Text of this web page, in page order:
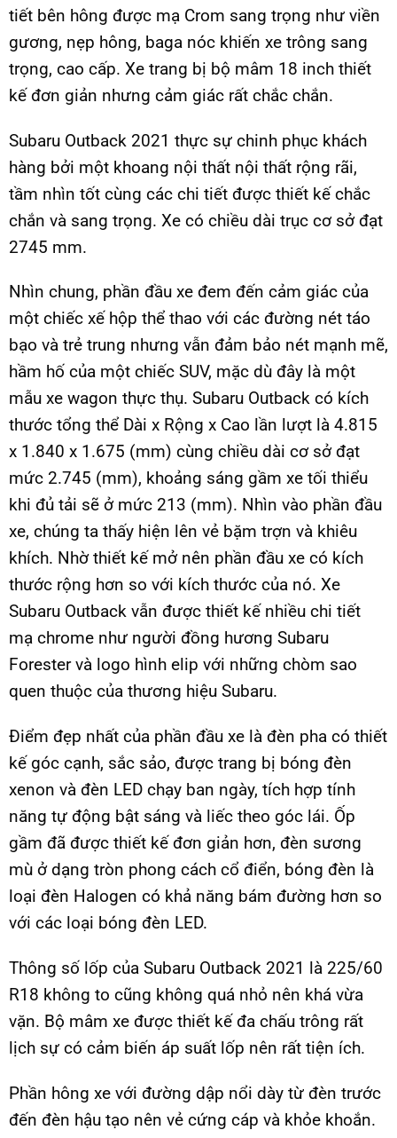
tiết bên hông được mạ Crom sang trọng như viền
gương, nẹp hông, baga nóc khiến xe trông sang
trọng, cao cấp. Xe trang bị bộ mâm 18 inch thiết
kế đơn giản nhưng cảm giác rất chắc chắn.
Subaru Outback 2021 thực sự chinh phục khách
hàng bởi một khoang nội thất nội thất rộng rãi,
tầm nhìn tốt cùng các chi tiết được thiết kế chắc
chắn và sang trọng. Xe có chiều dài trục cơ sở đạt
2745 mm.
Nhìn chung, phần đầu xe đem đến cảm giác của
một chiếc xế hộp thể thao với các đường nét táo
bạo và trẻ trung nhưng vẫn đảm bảo nét mạnh mẽ,
hầm hố của một chiếc SUV, mặc dù đây là một
mẫu xe wagon thực thụ. Subaru Outback có kích
thước tổng thể Dài x Rộng x Cao lần lượt là 4.815
x 1.840 x 1.675 (mm) cùng chiều dài cơ sở đạt
mức 2.745 (mm), khoảng sáng gầm xe tối thiểu
khi đủ tải sẽ ở mức 213 (mm). Nhìn vào phần đầu
xe, chúng ta thấy hiện lên vẻ bặm trợn và khiêu
khích. Nhờ thiết kế mở nên phần đầu xe có kích
thước rộng hơn so với kích thước của nó. Xe
Subaru Outback vẫn được thiết kế nhiều chi tiết
mạ chrome như người đồng hương Subaru
Forester và logo hình elip với những chòm sao
quen thuộc của thương hiệu Subaru.
Điểm đẹp nhất của phần đầu xe là đèn pha có thiết
kế góc cạnh, sắc sảo, được trang bị bóng đèn
xenon và đèn LED chạy ban ngày, tích hợp tính
năng tự động bật sáng và liếc theo góc lái. Ốp
gầm đã được thiết kế đơn giản hơn, đèn sương
mù ở dạng tròn phong cách cổ điển, bóng đèn là
loại đèn Halogen có khả năng bám đường hơn so
với các loại bóng đèn LED.
Thông số lốp của Subaru Outback 2021 là 225/60
R18 không to cũng không quá nhỏ nên khá vừa
vặn. Bộ mâm xe được thiết kế đa chấu trông rất
lịch sự có cảm biến áp suất lốp nên rất tiện ích.
Phần hông xe với đường dập nổi dày từ đèn trước
đến đèn hậu tạo nên vẻ cứng cáp và khỏe khoắn.